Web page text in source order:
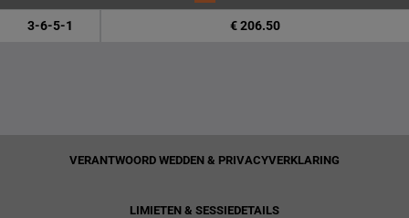
3-6-5-1 € 206.50
VERANTWOORD WEDDEN & PRIVACYVERKLARING
LIMIETEN & SESSIEDETAILS